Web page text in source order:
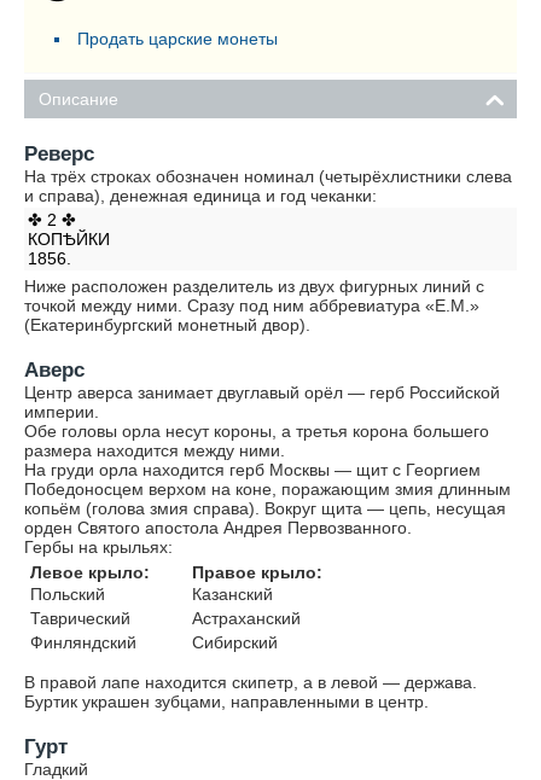
Продать царские монеты
Описание
Реверс
На трёх строках обозначен номинал (четырёхлистники слева
и справа), денежная единица и год чеканки:
✤ 2 ✤
КОПѢЙКИ
1856.
Ниже расположен разделитель из двух фигурных линий с
точкой между ними. Сразу под ним аббревиатура «Е.М.»
(Екатеринбургский монетный двор).
Аверс
Центр аверса занимает двуглавый орёл — герб Российской
империи.
Обе головы орла несут короны, а третья корона большего
размера находится между ними.
На груди орла находится герб Москвы — щит с Георгием
Победоносцем верхом на коне, поражающим змия длинным
копьём (голова змия справа). Вокруг щита — цепь, несущая
орден Святого апостола Андрея Первозванного.
Гербы на крыльях:
Левое крыло:
Польский
Таврический
Финляндский
Правое крыло:
Казанский
Астраханский
Сибирский
В правой лапе находится скипетр, а в левой — держава.
Буртик украшен зубцами, направленными в центр.
Гурт
Гладкий